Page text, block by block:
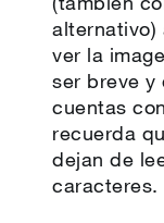
alternativo)
ver la
ser breve y
cuentas
recuerda
dejan de
caracteres.